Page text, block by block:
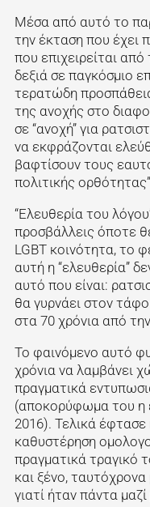
Μέσα από αυτό το
την έκταση που έχει
που επιχειρείται
δεξιά σε παγκόσμιο
τερατώδη
της ανοχής στο
σε “ανοχή” για
να εκφράζονται
βαφτίσουν τους
πολιτικής
“Ελευθερία του
προσβάλλεις όποτε
LGBT κοινότητα, το
αυτή η “ελευθερία”
αυτό που είναι:
θα γυρνάει στον
στα 70 χρόνια από
Το φαινόμενο αυτό
χρόνια να λαμβάνει
πραγματικά
(αποκορύφωμα του η
2016). Τελικά
καθυστέρηση
πραγματικά τραγικό
και ξένο, ταυτόχρονα
γιατί ήταν πάντα